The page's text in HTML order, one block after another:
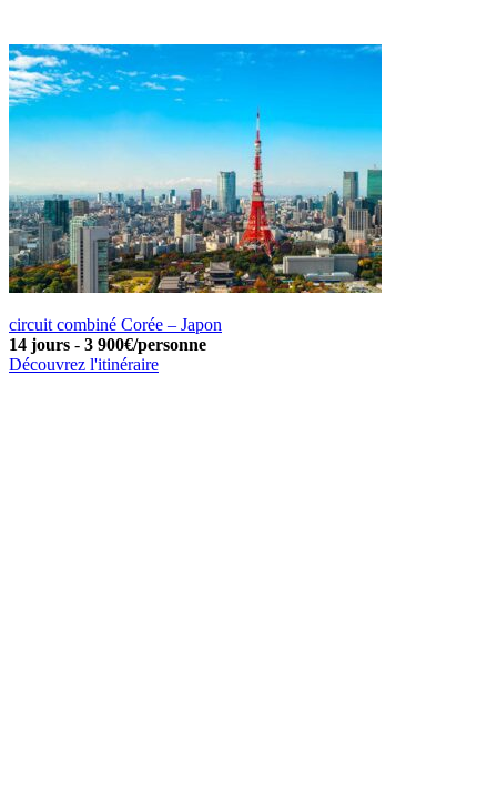
circuit combiné Corée – Japon
14 jours - 3 900€/personne
Découvrez l'itinéraire